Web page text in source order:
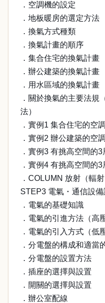
．空調機的設定
．地板暖房的選定方法
．換氣方式種類
．換氣計畫的順序
．集合住宅的換氣計畫
．辦公建築的換氣計畫
．用水區域的換氣計畫
．關於換氣的主要法規
法）
．實例1 集合住宅的空
．實例2 辦公建築的空
．實例3 有挑高空間的
．實例4 有挑高空間的
．COLUMN 放射（輻
STEP3 電氣・通信設
．電氣的基礎知識
．電氣的引進方法（高
．電氣的引入方式（低
．分電盤的構成和適當
．分電盤的設置方法
．插座的選擇與設置
．開關的選擇與設置
．辦公室配線